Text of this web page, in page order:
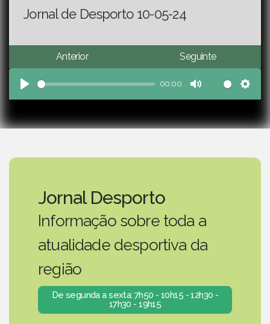
Jornal de Desporto 10-05-24
Anterior Seguinte
Play
00:00
Mute
Jornal Desporto
Informação sobre toda a
atualidade desportiva da
região
De segunda a sexta: 7h50 - 10h15 - 12h30 -
17h30 - 19h15